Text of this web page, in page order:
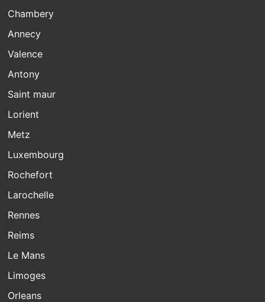
Chambery
Annecy
Valence
Antony
Saint maur
Lorient
Metz
Luxembourg
Rochefort
Larochelle
Rennes
Reims
Le Mans
Limoges
Orleans